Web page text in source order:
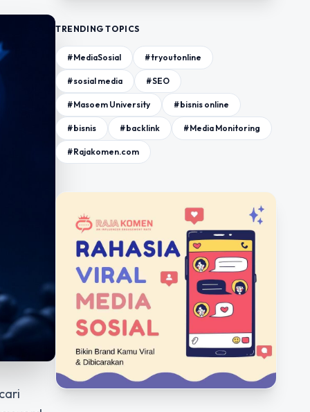
TRENDING TOPICS
#MediaSosial #tryoutonline
#sosial media #SEO
#Masoem University #bisnis online
#bisnis #backlink #Media Monitoring
#Rajakomen.com